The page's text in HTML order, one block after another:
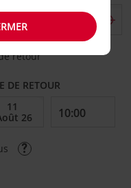
retour
DE RETOUR